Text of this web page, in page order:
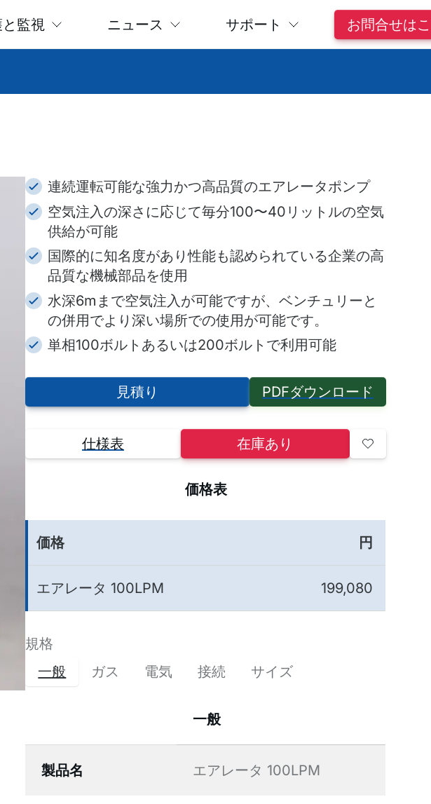
監視 ニュース サポート お問合せは
連続運転可能な強力かつ高品質のエアレータポンプ
空気注入の深さに応じて毎分100〜40リットルの空気
供給が可能
国際的に知名度があり性能も認められている企業の高
品質な機械部品を使用
水深6mまで空気注入が可能ですが、ベンチュリーと
の併用でより深い場所での使用が可能です。
単相100ボルトあるいは200ボルトで利用可能
見積り PDFダウンロード
仕様表 在庫あり
価格表
価格 円
エアレータ 100LPM 199,080
規格
一般
ガス 電気 接続 サイズ
一般
製品名 エアレータ 100LPM